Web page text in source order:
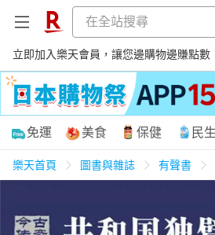
立即加入樂天會員，讓您邊購物邊賺點數
購物網分類
免運 美食 保健 民
樂天首頁 圖書與雜誌 有聲書